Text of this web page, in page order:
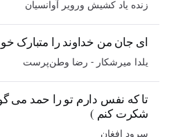
زنده یاد کشیش ورویر آوانسیان
ای جان من خداوند را متبارک
یلدا میرشکار - رضا وطن‌پرست
تا که نفس دارم تو را حمد می
شکرت کنم )
سرود افغان